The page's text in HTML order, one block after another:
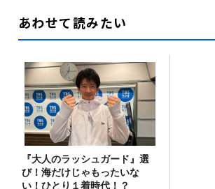
あわせて読みたい
『大人のラッシュガード』選
び！海だけじゃもったいな
い！ひとり１着時代！？